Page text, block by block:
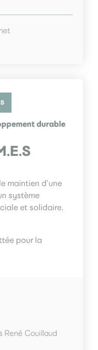
maintien d’une
système
et solidaire.
pour la
durable
René Couillaud